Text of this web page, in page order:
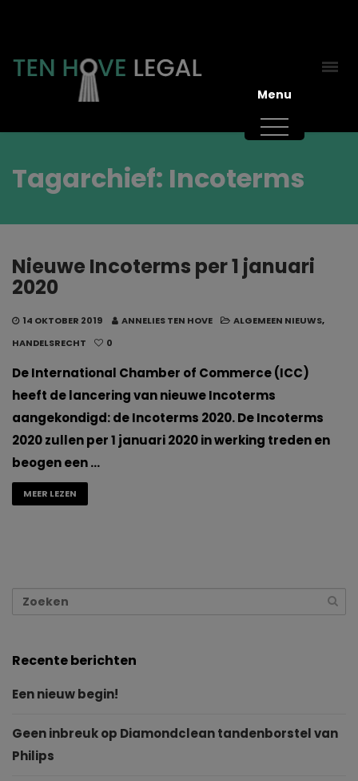
Tagarchief: Incoterms
Nieuwe Incoterms per 1 januari
2020
14 OKTOBER 2019 ANNELIES TEN HOVE ALGEMEEN NIEUWS,
HANDELSRECHT
0
De International Chamber of Commerce (ICC)
heeft de lancering van nieuwe Incoterms
aangekondigd: de Incoterms 2020. De Incoterms
2020 zullen per 1 januari 2020 in werking treden en
beogen een …
MEER LEZEN
Recente berichten
Een nieuw begin!
Geen inbreuk op Diamondclean tandenborstel van
Philips
Menu